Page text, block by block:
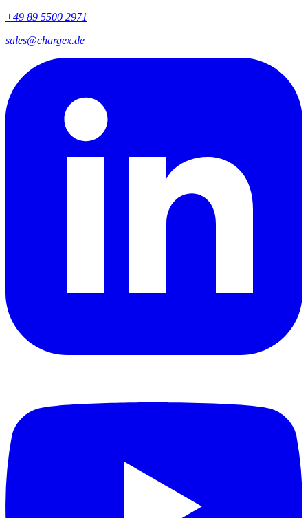
+49 89 5500 2971
sales@chargex.de